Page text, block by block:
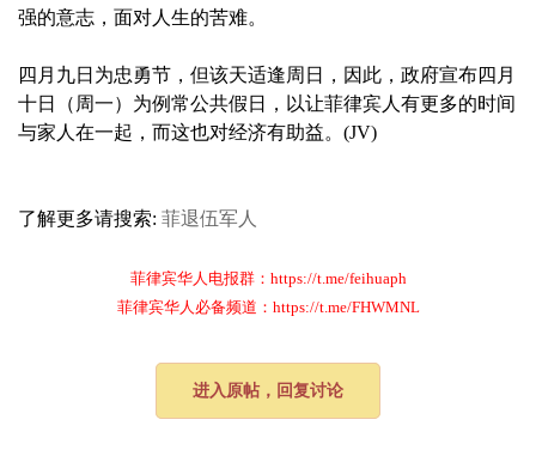
强的意志，面对人生的苦难。
四月九日为忠勇节，但该天适逢周日，因此，政府宣布四月
十日（周一）为例常公共假日，以让菲律宾人有更多的时间
与家人在一起，而这也对经济有助益。(JV)
了解更多请搜索: 菲退伍军人
菲律宾华人电报群：https://t.me/feihuaph
菲律宾华人必备频道：https://t.me/FHWMNL
进入原帖，回复讨论